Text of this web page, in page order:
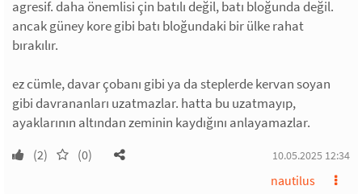
agresif. daha önemlisi çin batılı değil, batı bloğunda değil.
ancak güney kore gibi batı bloğundaki bir ülke rahat
bırakılır.
ez cümle, davar çobanı gibi ya da steplerde kervan soyan
gibi davrananları uzatmazlar. hatta bu uzatmayıp,
ayaklarının altından zeminin kaydığını anlayamazlar.
(2) (0) 10.05.2025 12:34
nautilus